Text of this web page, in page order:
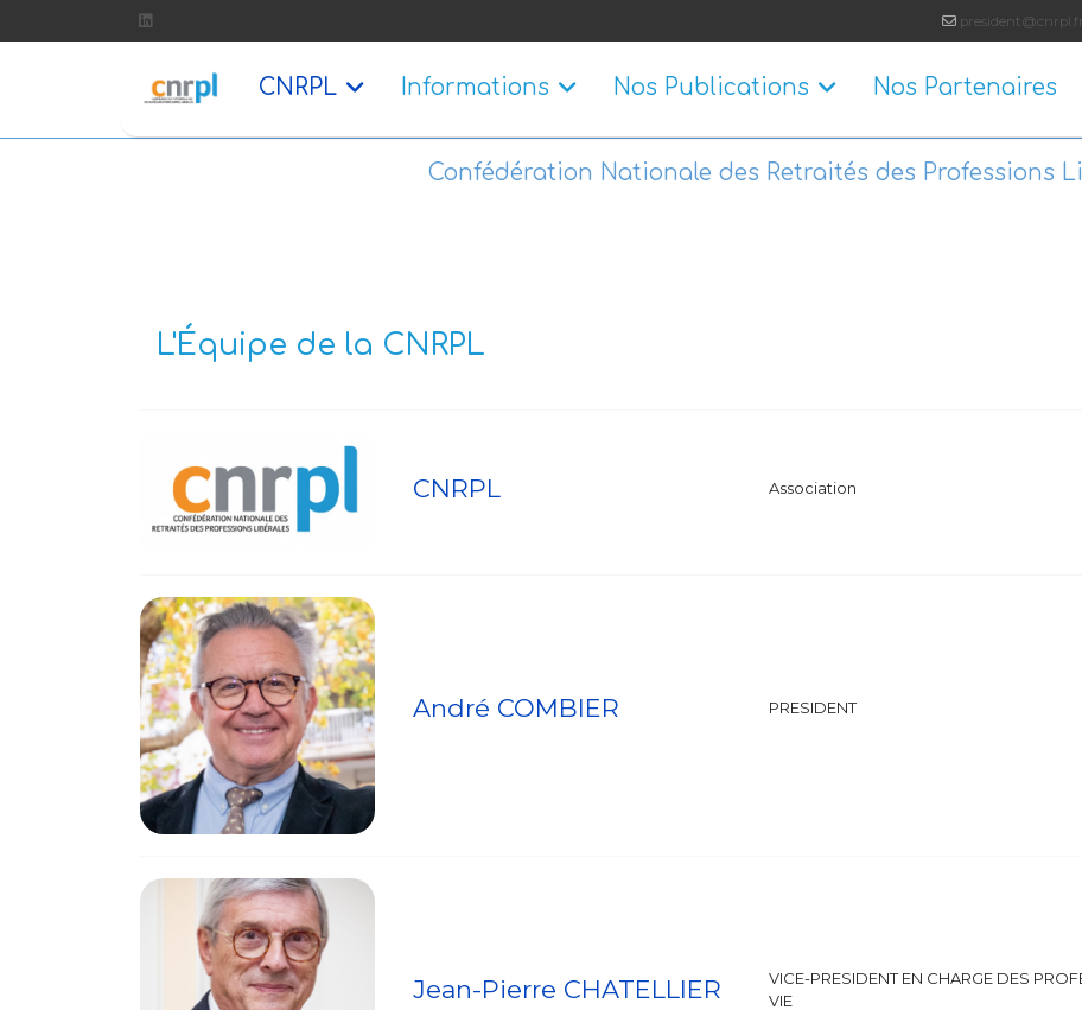
president@cnrpl.fr
CNRPL Informations Nos Publications Nos Partenaires
Confédération Nationale des Retraités des Professions
L'Équipe de la CNRPL
CNRPL Association
André COMBIER PRESIDENT
Jean-Pierre CHATELLIER
VICE-PRESIDENT EN CHARGE DES
VIE